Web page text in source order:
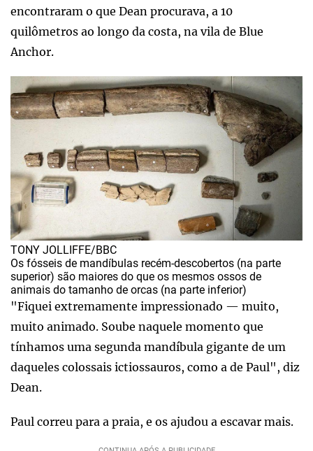
encontraram o que Dean procurava, a 10
quilômetros ao longo da costa, na vila de Blue
Anchor.
TONY JOLLIFFE/BBC
Os fósseis de mandíbulas recém-descobertos (na parte
superior) são maiores do que os mesmos ossos de
animais do tamanho de orcas (na parte inferior)
"Fiquei extremamente impressionado — muito,
muito animado. Soube naquele momento que
tínhamos uma segunda mandíbula gigante de um
daqueles colossais ictiossauros, como a de Paul", diz
Dean.
Paul correu para a praia, e os ajudou a escavar mais.